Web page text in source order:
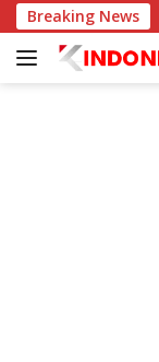
Langsung
ke
konten
Breaking News